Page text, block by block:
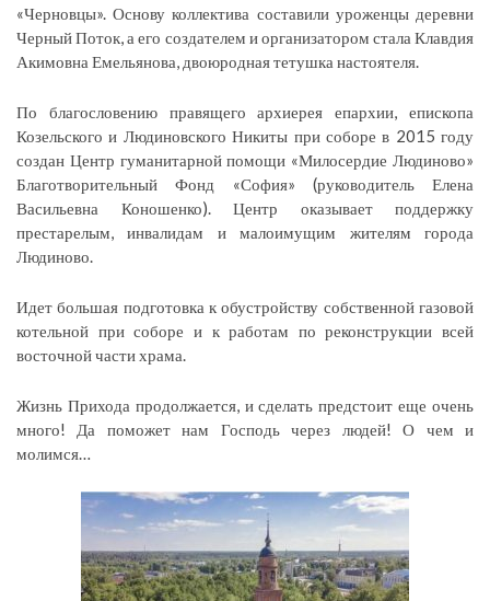
«Черновцы». Основу коллектива составили уроженцы деревни
Черный Поток, а его создателем и организатором стала Клавдия
Акимовна Емельянова, двоюродная тетушка настоятеля.
По благословению правящего архиерея епархии, епископа
Козельского и Людиновского Никиты при соборе в 2015 году
создан Центр гуманитарной помощи «Милосердие Людиново»
Благотворительный Фонд «София» (руководитель Елена
Васильевна Коношенко). Центр оказывает поддержку
престарелым, инвалидам и малоимущим жителям города
Людиново.
Идет большая подготовка к обустройству собственной газовой
котельной при соборе и к работам по реконструкции всей
восточной части храма.
Жизнь Прихода продолжается, и сделать предстоит еще очень
много! Да поможет нам Господь через людей! О чем и
молимся…